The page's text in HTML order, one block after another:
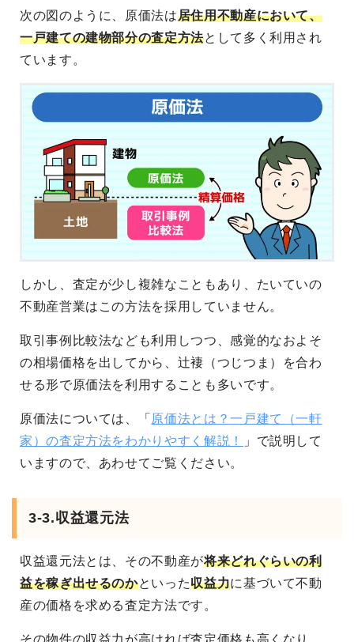
次の図のように、原価法は居住用不動産において、
一戸建ての建物部分の査定方法として多く利用され
ています。
しかし、査定が少し複雑なこともあり、たいていの
不動産営業はこの方法を採用していません。
取引事例比較法なども利用しつつ、感覚的なおよそ
の相場価格を出してから、辻褄（つじつま）を合わ
せる形で原価法を利用することも多いです。
原価法については、「 原価法とは？一戸建て（一軒
家）の査定方法をわかりやすく解説！
」で説明して
いますので、あわせてご覧ください。
3-3.収益還元法
収益還元法とは、その不動産が将来どれぐらいの利
益を稼ぎ出せるのかといった収益力に基づいて不動
産の価格を求める査定方法です。